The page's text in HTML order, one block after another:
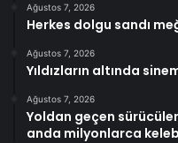
Ağustos 7, 2026
Herkes dolgu sandı
Ağustos 7, 2026
Yıldızların altında
Ağustos 7, 2026
Yoldan geçen
anda milyonlarca